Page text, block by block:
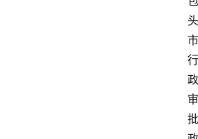
头
市
行
政
审
批